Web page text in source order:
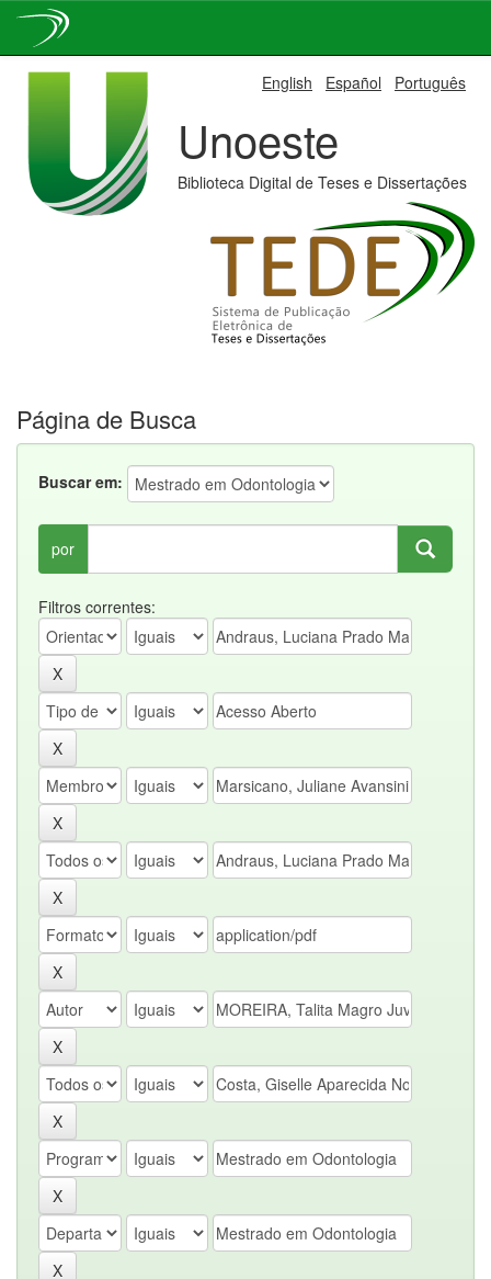
English Español Português
Unoeste
Biblioteca Digital de Teses e Dissertações
Página de Busca
Buscar em:
por
Filtros correntes: